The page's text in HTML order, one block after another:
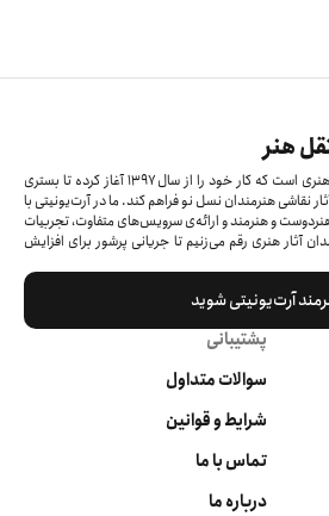
هنر
آرت‌یونیتی بازار آنلاین فروش آثار هنری است که کار خود را از سال ۱۳۹۷ آغاز کرده‌ تا بستری
نقاشی هنرمندان نسل نو فراهم کند. ما در آرت‌یونیتی با
و هنرمند و ارائه‌ی سرویس‌های متفاوت، تجربیات
آثار هنری رقم می‌زنیم تا جریانی پرشور برای افزایش
آرت‌یونیتی شوید
پشتیبانی
سوالات متداول
شرایط و قوانین
تماس با ما
درباره ما